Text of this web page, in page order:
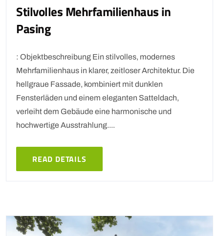
Stilvolles Mehrfamilienhaus in
Pasing
: Objektbeschreibung Ein stilvolles, modernes
Mehrfamilienhaus in klarer, zeitloser Architektur. Die
hellgraue Fassade, kombiniert mit dunklen
Fensterläden und einem eleganten Satteldach,
verleiht dem Gebäude eine harmonische und
hochwertige Ausstrahlung....
READ DETAILS